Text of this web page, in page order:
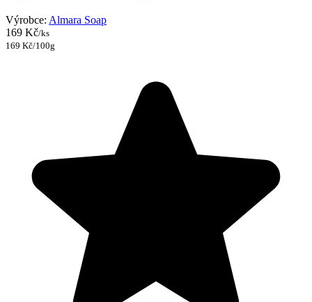
Výrobce: Almara Soap
169 Kč/ks
169 Kč/100g